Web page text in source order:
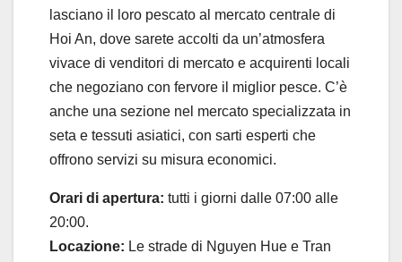
lasciano il loro pescato al mercato centrale di
Hoi An, dove sarete accolti da un’atmosfera
vivace di venditori di mercato e acquirenti locali
che negoziano con fervore il miglior pesce. C’è
anche una sezione nel mercato specializzata in
seta e tessuti asiatici, con sarti esperti che
offrono servizi su misura economici.
Orari di apertura: tutti i giorni dalle 07:00 alle
20:00.
Locazione: Le strade di Nguyen Hue e Tran